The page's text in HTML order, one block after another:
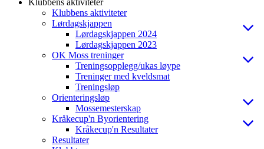
Klubbens aktiviteter
Klubbens aktiviteter
Lørdagskjappen
Lørdagskjappen 2024
Lørdagskjappen 2023
OK Moss treninger
Treningsopplegg/ukas løype
Treninger med kveldsmat
Treningsløp
Orienteringsløp
Mossemesterskap
Kråkecup'n Byorientering
Kråkecup'n Resultater
Resultater